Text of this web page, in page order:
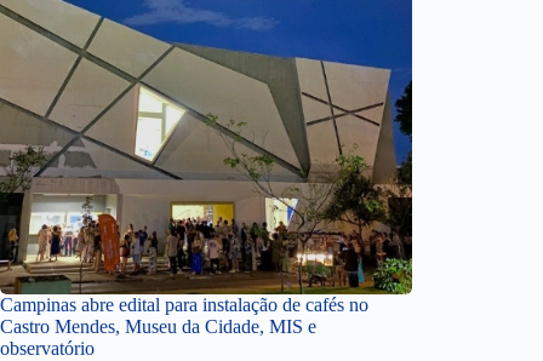
Campinas abre edital para instalação de cafés no
Castro Mendes, Museu da Cidade, MIS e
observatório